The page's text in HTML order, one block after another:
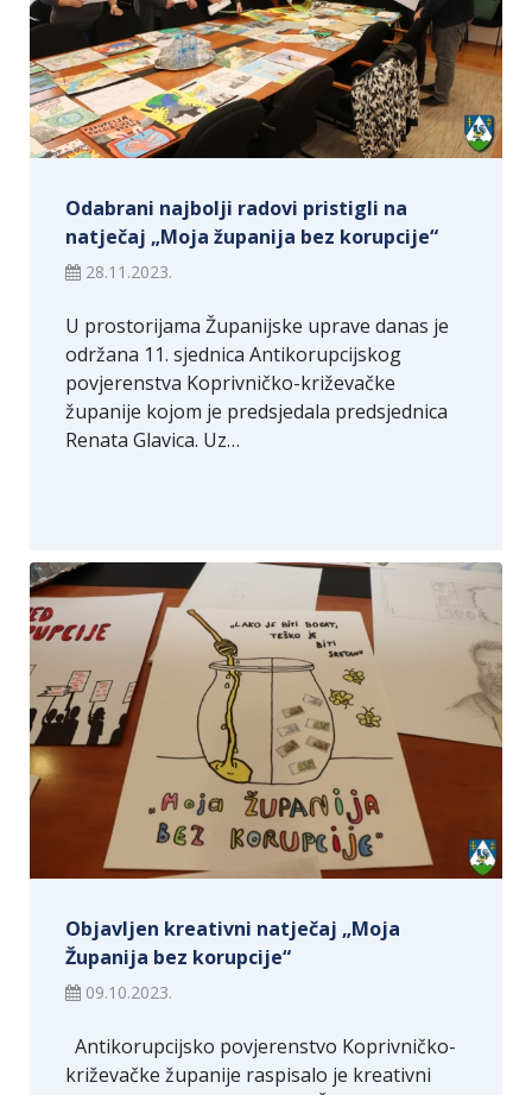
Odabrani najbolji radovi pristigli na
natječaj „Moja županija bez korupcije“
28.11.2023.
U prostorijama Županijske uprave danas je
održana 11. sjednica Antikorupcijskog
povjerenstva Koprivničko-križevačke
županije kojom je predsjedala predsjednica
Renata Glavica. Uz…
Objavljen kreativni natječaj „Moja
Županija bez korupcije“
09.10.2023.
Antikorupcijsko povjerenstvo Koprivničko-
križevačke županije raspisalo je kreativni